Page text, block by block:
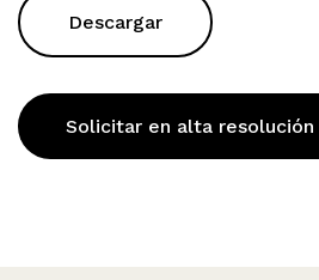
Descargar
Solicitar en alta resolución